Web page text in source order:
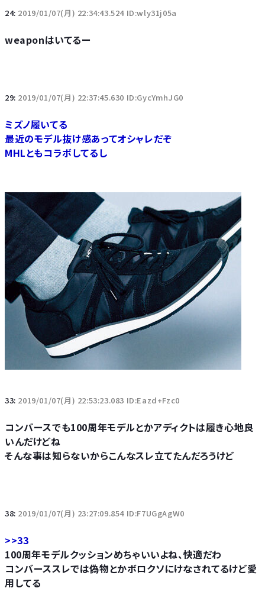
24: 2019/01/07(月) 22:34:43.524 ID:wly31j05a
weaponはいてるー
29: 2019/01/07(月) 22:37:45.630 ID:GycYmhJG0
ミズノ履いてる
最近のモデル抜け感あってオシャレだぞ
MHLともコラボしてるし
33: 2019/01/07(月) 22:53:23.083 ID:Eazd+Fzc0
コンバースでも100周年モデルとかアディクトは履き心地良
いんだけどね
そんな事は知らないからこんなスレ立てたんだろうけど
38: 2019/01/07(月) 23:27:09.854 ID:F7UGgAgW0
>>33
100周年モデルクッションめちゃいいよね、快適だわ
コンバーススレでは偽物とかボロクソにけなされてるけど愛
用してる